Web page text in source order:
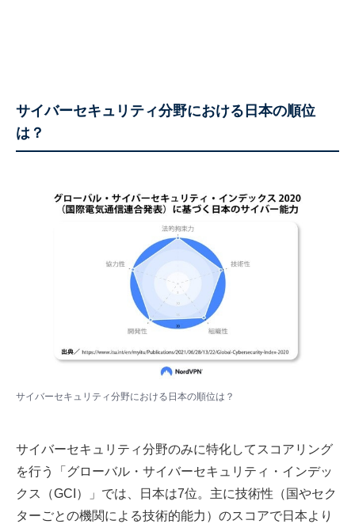
サイバーセキュリティ分野における日本の順位
は？
サイバーセキュリティ分野における日本の順位は？
サイバーセキュリティ分野のみに特化してスコアリング
を行う「グローバル・サイバーセキュリティ・インデッ
クス（GCI）」では、日本は7位。主に技術性（国やセク
ターごとの機関による技術的能力）のスコアで日本より